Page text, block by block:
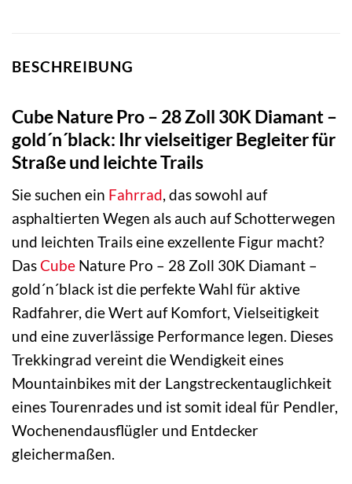
BESCHREIBUNG
Cube Nature Pro – 28 Zoll 30K Diamant –
gold´n´black: Ihr vielseitiger Begleiter für
Straße und leichte Trails
Sie suchen ein Fahrrad, das sowohl auf
asphaltierten Wegen als auch auf Schotterwegen
und leichten Trails eine exzellente Figur macht?
DasCube Nature Pro – 28 Zoll 30K Diamant –
gold´n´black ist die perfekte Wahl für aktive
Radfahrer, die Wert auf Komfort, Vielseitigkeit
und eine zuverlässige Performance legen. Dieses
Trekkingrad vereint die Wendigkeit eines
Mountainbikes mit der Langstreckentauglichkeit
eines Tourenrades und ist somit ideal für Pendler,
Wochenendausflügler und Entdecker
gleichermaßen.